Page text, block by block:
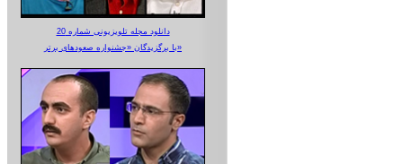
دانلود مجله تلویزیونی شماره 20
با برگزیدگان «جشنواره صعودهای برتر»